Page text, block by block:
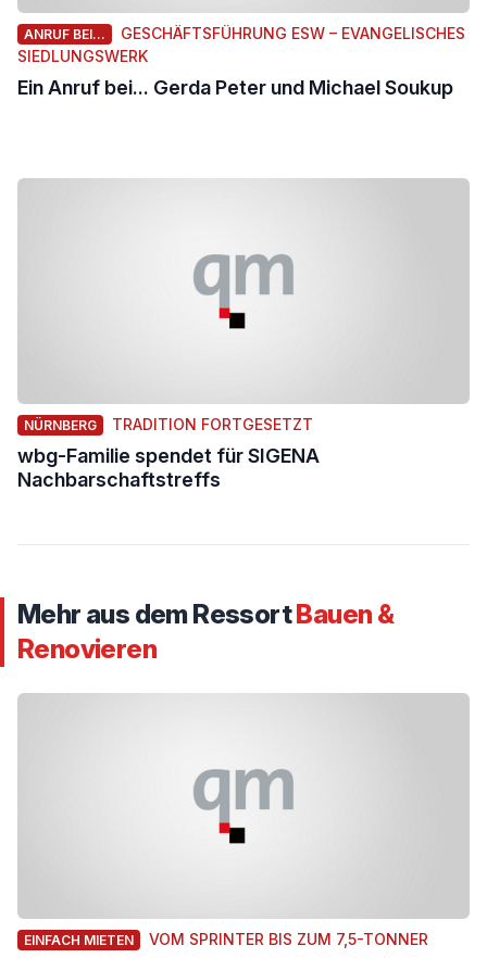
ANRUF BEI...
GESCHÄFTSFÜHRUNG ESW – EVANGELISCHES
SIEDLUNGSWERK
Ein Anruf bei... Gerda Peter und Michael Soukup
NÜRNBERG TRADITION FORTGESETZT
wbg-Familie spendet für SIGENA
Nachbarschaftstreffs
Mehr aus dem RessortBauen &
Renovieren
EINFACH MIETEN VOM SPRINTER BIS ZUM 7,5-TONNER